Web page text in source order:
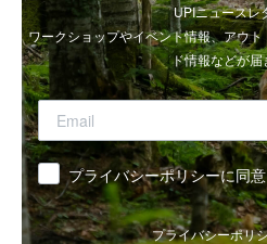
UPIニュースレ
ワークショップやイベント情報、アウ
ド情報などが届
同意 プライバシーポリシーに同
プライバシーポリ